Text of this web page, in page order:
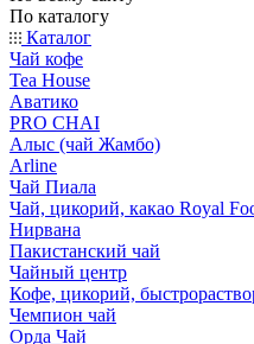
По каталогу
Каталог
Чай кофе
Tea House
Аватико
PRO CHAI
Алыс (чай Жамбо)
Arline
Чай Пиала
Чай, цикорий, какао Royal
Нирвана
Пакистанский чай
Чайный центр
Кофе, цикорий,
Чемпион чай
Орда Чай